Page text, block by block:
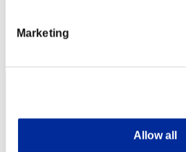
Marketing
Allow all
Posición